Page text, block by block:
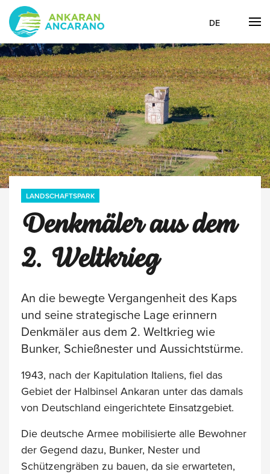
DE
LANDSCHAFTSPARK
Denkmäler aus dem
2. Weltkrieg
An die bewegte Vergangenheit des Kaps
und seine strategische Lage erinnern
Denkmäler aus dem 2. Weltkrieg wie
Bunker, Schießnester und Aussichtstürme.
1943, nach der Kapitulation Italiens, fiel das
Gebiet der Halbinsel Ankaran unter das damals
von Deutschland eingerichtete Einsatzgebiet.
Die deutsche Armee mobilisierte alle Bewohner
der Gegend dazu, Bunker, Nester und
Schützengräben zu bauen, da sie erwarteten,